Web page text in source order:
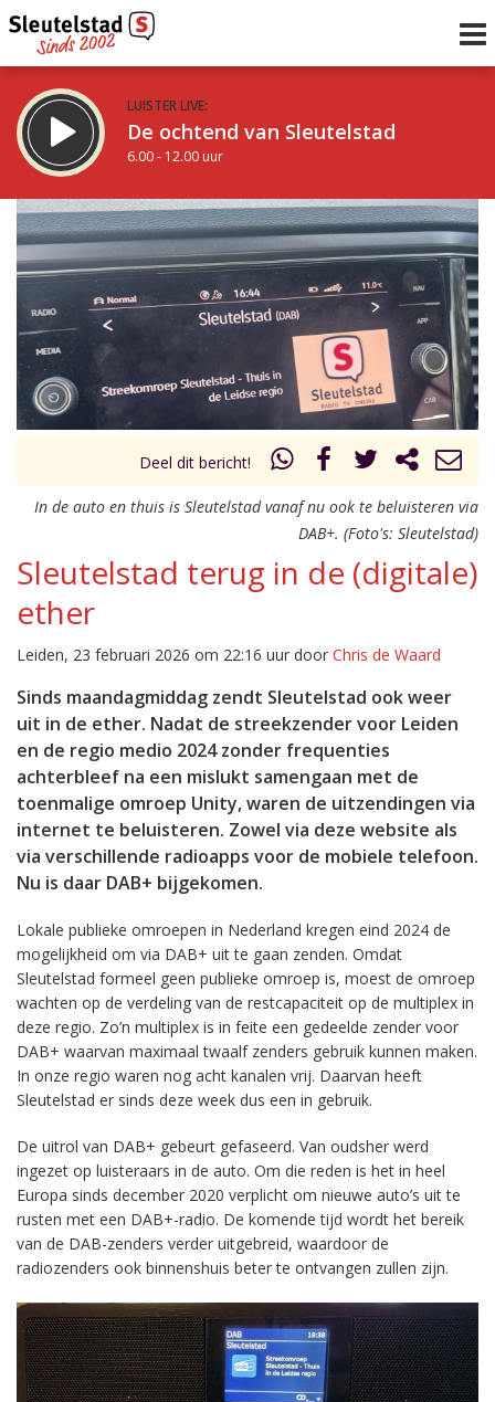
LUISTER LIVE:
De ochtend van Sleutelstad
6.00 - 12.00 uur
STRAKS:
De middag van Sleutelstad
12.00 - 18.00 uur
Vorig uur
uur 1 van 0 Volgend uur
Deel dit bericht!
In de auto en thuis is Sleutelstad vanaf nu ook te beluisteren via
DAB+. (Foto's: Sleutelstad)
Sleutelstad terug in de (digitale)
ether
Leiden, 23 februari 2026 om 22:16 uur door Chris de Waard
Sinds maandagmiddag zendt Sleutelstad ook weer
uit in de ether. Nadat de streekzender voor Leiden
en de regio medio 2024 zonder frequenties
achterbleef na een mislukt samengaan met de
toenmalige omroep Unity, waren de uitzendingen via
internet te beluisteren. Zowel via deze website als
via verschillende radioapps voor de mobiele telefoon.
Nu is daar DAB+ bijgekomen.
Lokale publieke omroepen in Nederland kregen eind 2024 de
mogelijkheid om via DAB+ uit te gaan zenden. Omdat
Sleutelstad formeel geen publieke omroep is, moest de omroep
wachten op de verdeling van de restcapaciteit op de multiplex in
deze regio. Zo’n multiplex is in feite een gedeelde zender voor
DAB+ waarvan maximaal twaalf zenders gebruik kunnen maken.
In onze regio waren nog acht kanalen vrij. Daarvan heeft
Sleutelstad er sinds deze week dus een in gebruik.
De uitrol van DAB+ gebeurt gefaseerd. Van oudsher werd
ingezet op luisteraars in de auto. Om die reden is het in heel
Europa sinds december 2020 verplicht om nieuwe auto’s uit te
rusten met een DAB+-radio. De komende tijd wordt het bereik
van de DAB-zenders verder uitgebreid, waardoor de
radiozenders ook binnenshuis beter te ontvangen zullen zijn.